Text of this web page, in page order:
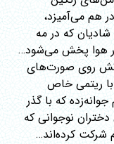
هم می‌آمیزد،
که در مه
هوا پخش می‌شود…
روی صورت‌های
ریتمی خاص
که با گذر
نوجوانی که
شرکت کرده‌اند…